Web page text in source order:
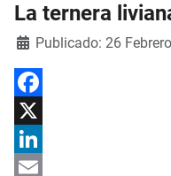
La ternera
DetallesPublicado: 26
Facebook
X
LinkedIn